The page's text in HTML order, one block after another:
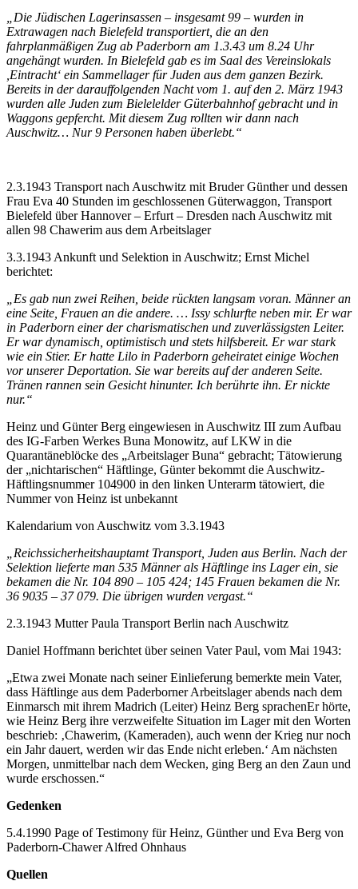
„Die Jüdischen Lagerinsassen – insgesamt 99 – wurden in
Extrawagen nach Bielefeld transportiert, die an den
fahrplanmäßigen Zug ab Paderborn am 1.3.43 um 8.24 Uhr
angehängt wurden. In Bielefeld gab es im Saal des Vereinslokals
,Eintracht‘ ein Sammellager für Juden aus dem ganzen Bezirk.
Bereits in der darauffolgenden Nacht vom 1. auf den 2. März 1943
wurden alle Juden zum Bielelelder Güterbahnhof gebracht und in
Waggons gepfercht. Mit diesem Zug rollten wir dann nach
Auschwitz… Nur 9 Personen haben überlebt.“
2.3.1943 Transport nach Auschwitz mit Bruder Günther und dessen
Frau Eva 40 Stunden im geschlossenen Güterwaggon, Transport
Bielefeld über Hannover – Erfurt – Dresden nach Auschwitz mit
allen 98 Chawerim aus dem Arbeitslager
3.3.1943 Ankunft und Selektion in Auschwitz; Ernst Michel
berichtet:
„Es gab nun zwei Reihen, beide rückten langsam voran. Männer an
eine Seite, Frauen an die andere. … Issy schlurfte neben mir. Er war
in Paderborn einer der charismatischen und zuverlässigsten Leiter.
Er war dynamisch, optimistisch und stets hilfsbereit. Er war stark
wie ein Stier. Er hatte Lilo in Paderborn geheiratet einige Wochen
vor unserer Deportation. Sie war bereits auf der anderen Seite.
Tränen rannen sein Gesicht hinunter. Ich berührte ihn. Er nickte
nur.“
Heinz und Günter Berg eingewiesen in Auschwitz III zum Aufbau
des IG-Farben Werkes Buna Monowitz, auf LKW in die
Quarantäneblöcke des „Arbeitslager Buna“ gebracht; Tätowierung
der „nichtarischen“ Häftlinge, Günter bekommt die Auschwitz-
Häftlingsnummer 104900 in den linken Unterarm tätowiert, die
Nummer von Heinz ist unbekannt
Kalendarium von Auschwitz vom 3.3.1943
„Reichssicherheitshauptamt Transport, Juden aus Berlin. Nach der
Selektion lieferte man 535 Männer als Häftlinge ins Lager ein, sie
bekamen die Nr. 104 890 – 105 424; 145 Frauen bekamen die Nr.
36 9035 – 37 079. Die übrigen wurden vergast.“
2.3.1943 Mutter Paula Transport Berlin nach Auschwitz
Daniel Hoffmann berichtet über seinen Vater Paul, vom Mai 1943:
„Etwa zwei Monate nach seiner Einlieferung bemerkte mein Vater,
dass Häftlinge aus dem Paderborner Arbeitslager abends nach dem
Einmarsch mit ihrem Madrich (Leiter) Heinz Berg sprachenEr hörte,
wie Heinz Berg ihre verzweifelte Situation im Lager mit den Worten
beschrieb: ‚Chawerim, (Kameraden), auch wenn der Krieg nur noch
ein Jahr dauert, werden wir das Ende nicht erleben.‘ Am nächsten
Morgen, unmittelbar nach dem Wecken, ging Berg an den Zaun und
wurde erschossen.“
Gedenken
5.4.1990 Page of Testimony für Heinz, Günther und Eva Berg von
Paderborn-Chawer Alfred Ohnhaus
Quellen